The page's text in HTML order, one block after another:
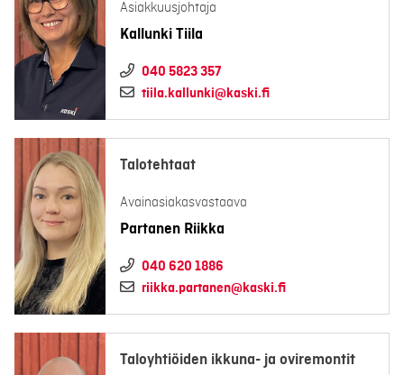
Asiakkuusjohtaja
Kallunki Tiila
040 5823 357
tiila.kallunki@kaski.fi
Talotehtaat
Avainasiakasvastaava
Partanen Riikka
040 620 1886
riikka.partanen@kaski.fi
Taloyhtiöiden ikkuna- ja oviremontit